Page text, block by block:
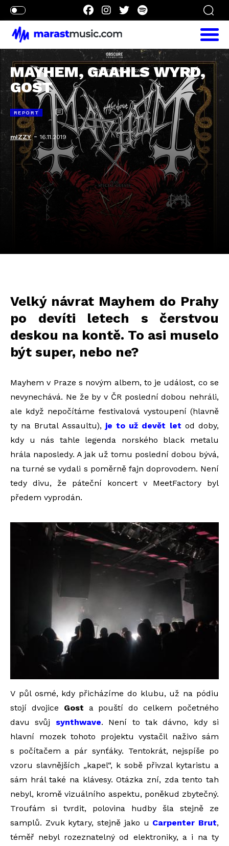
MAYHEM, GAAHLS WYRD,
GOST
REPORT
mIZZY-16.11.2019
Velký návrat Mayhem do Prahy
po devíti letech s čerstvou
deskou na kontě. To asi muselo
být super, nebo ne?
Mayhem v Praze s novým albem, to je událost, co se
nevynechává. Ne že by v ČR poslední dobou nehráli,
ale když nepočítáme festivalová vystoupení (hlavně
ty na Brutal Assaultu), je to už devět let od doby,
kdy u nás tahle legenda norského black metalu
hrála naposledy. A jak už tomu poslední dobou bývá,
na turné se vydali s poměrně fajn doprovodem. Není
tedy divu, že páteční koncert v MeetFactory byl
předem vyprodán.
V půl osmé, kdy přicházíme do klubu, už na pódiu
stojí dvojice Gost a pouští do celkem početného
davu svůj synthwave. Není to tak dávno, kdy si
hlavní mozek tohoto projektu vystačil naživo sám
s počítačem a pár synťáky. Tentokrát, nejspíše po
vzoru slavnějších „kapel“, k sobě přivzal kytaristu a
sám hrál také na klávesy. Otázka zní, zda tento tah
nebyl, kromě vizuálního aspektu, poněkud zbytečný.
Troufám si tvrdit, polovina hudby šla stejně ze
samplů. Zvuk kytary, stejně jako u Carpenter Brut,
téměř nebyl rozeznatelný od elektroniky, a i na ty